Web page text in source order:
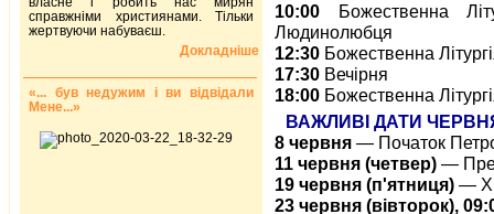
10:00 Божественна
Людинолюбця
12:30 Божественна
17:30 Вечірня
18:00 Божественна
ВАЖЛИВІ ДАТИ
8 червня — Початок
11 червня (четвер) —
19 червня (п'ятниця) —
23 червня (вівторок),
справжніми християнами. Тільки
жертвуючи набуваєш.
Докладніше
«... був недужим і ви відвідали
Мене...»